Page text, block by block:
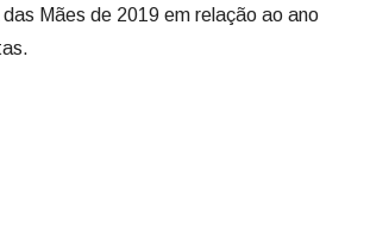
Mães de 2019 em relação ao ano